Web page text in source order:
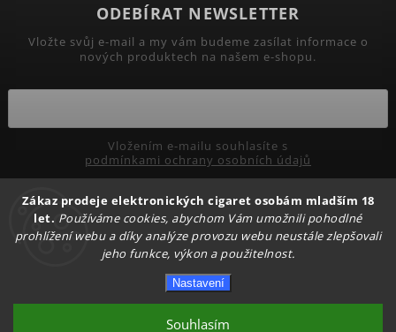
Zákaz prodeje elektronických cigaret osobám mladším 18
let. Používáme cookies, abychom Vám umožnili pohodlné
prohlížení webu a díky analýze provozu webu neustále zlepšovali
jeho funkce, výkon a použitelnost.
Nastavení
Souhlasím
ODEBÍRAT NEWSLETTER
Vložte svůj e-mail a my vám budeme zasílat informace o
nových produktech na našem e-shopu.
podmínkami ochrany osobních údajů
Přihlásit se
Upravit nastavení cookies
| Design